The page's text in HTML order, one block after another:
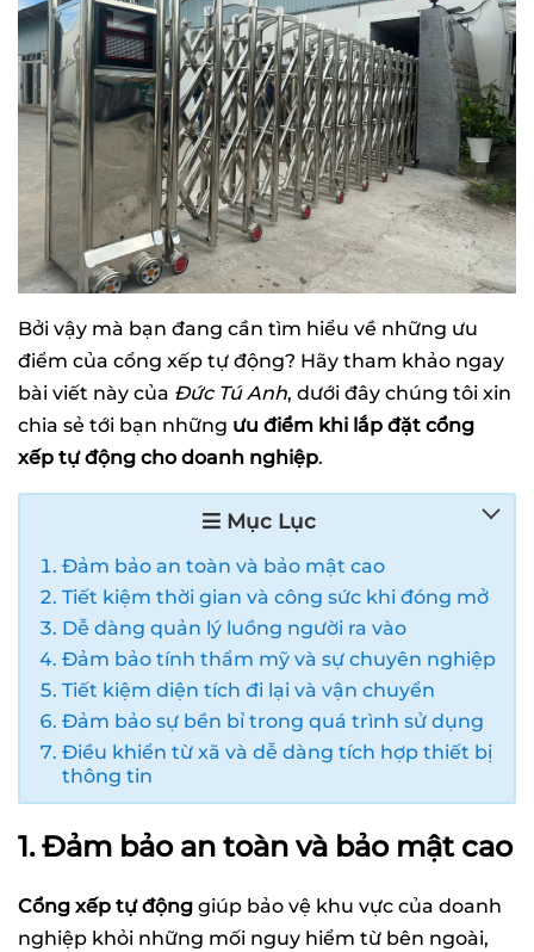
Bởi vậy mà bạn đang cần tìm hiểu về những ưu
điểm của cổng xếp tự động? Hãy tham khảo ngay
bài viết này của Đức Tú Anh, dưới đây chúng tôi xin
chia sẻ tới bạn những ưu điểm khi lắp đặt cổng
xếp tự động cho doanh nghiệp.
Mục Lục
Đảm bảo an toàn và bảo mật cao
Tiết kiệm thời gian và công sức khi đóng mở
Dễ dàng quản lý luồng người ra vào
Đảm bảo tính thẩm mỹ và sự chuyên nghiệp
Tiết kiệm diện tích đi lại và vận chuyển
Đảm bảo sự bền bỉ trong quá trình sử dụng
Điều khiển từ xã và dễ dàng tích hợp thiết bị
thông tin
1. Đảm bảo an toàn và bảo mật cao
Cổng xếp tự động giúp bảo vệ khu vực của doanh
nghiệp khỏi những mối nguy hiểm từ bên ngoài,